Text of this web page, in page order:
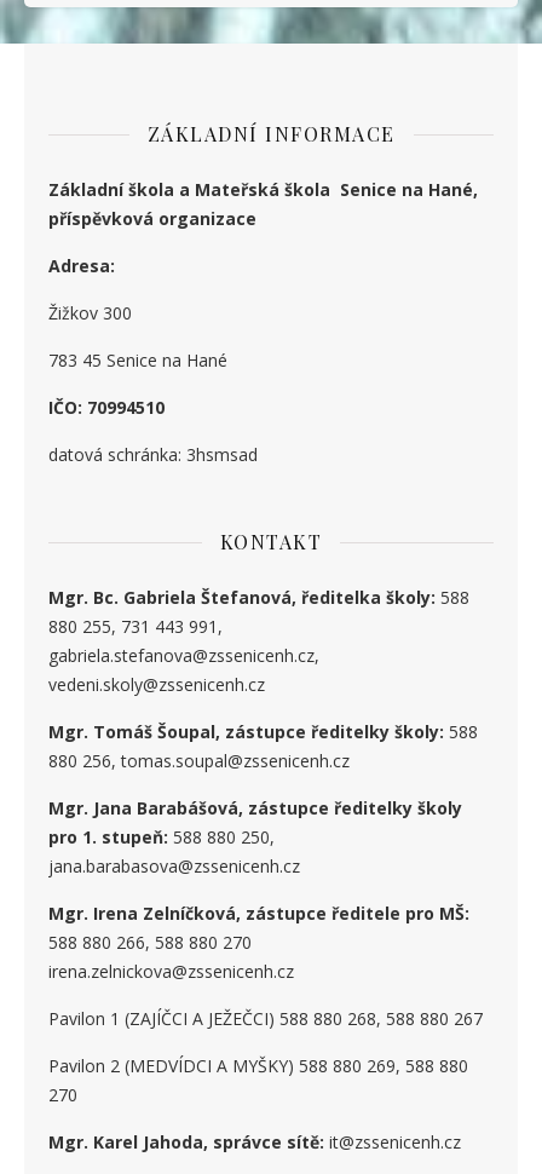
ZÁKLADNÍ INFORMACE
Základní škola a Mateřská škola Senice na Hané,
příspěvková organizace
Adresa:
Žižkov 300
783 45 Senice na Hané
IČO: 70994510
datová schránka: 3hsmsad
KONTAKT
Mgr. Bc. Gabriela Štefanová, ředitelka školy: 588
880 255, 731 443 991,
gabriela.stefanova@zssenicenh.cz,
vedeni.skoly@zssenicenh.cz
Mgr. Tomáš Šoupal, zástupce ředitelky školy: 588
880 256, tomas.soupal@zssenicenh.cz
Mgr. Jana Barabášová, zástupce ředitelky školy
pro 1. stupeň: 588 880 250,
jana.barabasova@zssenicenh.cz
Mgr. Irena Zelníčková, zástupce ředitele pro MŠ:
588 880 266, 588 880 270
irena.zelnickova@zssenicenh.cz
Pavilon 1 (ZAJÍČCI A JEŽEČCI) 588 880 268, 588 880 267
Pavilon 2 (MEDVÍDCI A MYŠKY) 588 880 269, 588 880
270
Mgr. Karel Jahoda, správce sítě: it@zssenicenh.cz